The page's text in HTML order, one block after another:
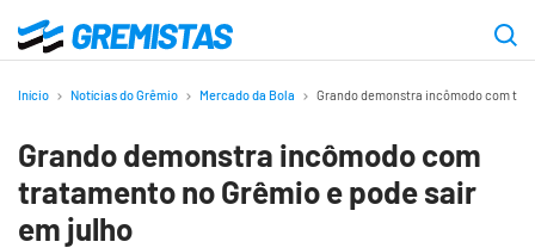
para
principal
Gremistas
Início Notícias do Grêmio Mercado da Bola Grando demonstra incômodo com
Grando demonstra incômodo com
tratamento no Grêmio e pode sair
em julho